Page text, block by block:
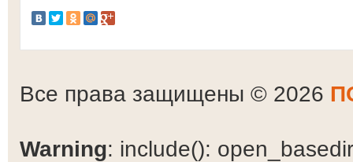
Все права защищены © 2026
Warning: include():